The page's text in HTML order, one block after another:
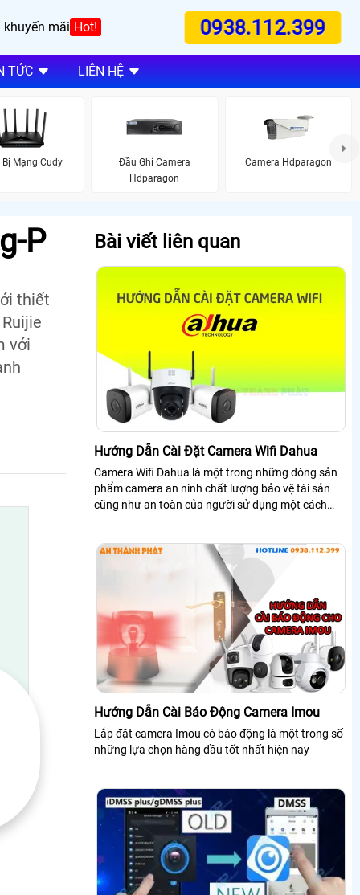
khuyến mãi Hot! 0938.112.399
TỨC LIÊN HỆ
Bị Mạng Cudy
Đầu Ghi Camera
Hdparagon
Camera Hdparagon
P
thiết
với
Bài viết liên quan
Hướng Dẫn Cài Đặt Camera Wifi Dahua
Camera Wifi Dahua là một trong những dòng sản
phẩm camera an ninh chất lượng bảo vệ tài sản
cũng như an toàn của người sử dụng một cách
Hướng Dẫn Cài Báo Động Camera Imou
Lắp đặt camera Imou có báo động là một trong số
những lựa chọn hàng đầu tốt nhất hiện nay